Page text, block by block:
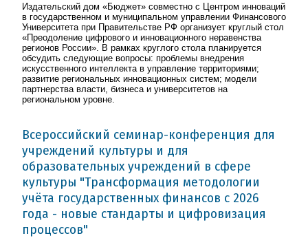
Издательский дом «Бюджет» совместно с Центром инноваций
в государственном и муниципальном управлении Финансового
Университета при Правительстве РФ организует круглый стол
«Преодоление цифрового и инновационного неравенства
регионов России». В рамках круглого стола планируется
обсудить следующие вопросы: проблемы внедрения
искусственного интеллекта в управление территориями;
развитие региональных инновационных систем; модели
партнерства власти, бизнеса и университетов на
региональном уровне.
Всероссийский семинар-конференция для
учреждений культуры и для
образовательных учреждений в сфере
культуры "Трансформация методологии
учёта государственных финансов с 2026
года - новые стандарты и цифровизация
процессов"